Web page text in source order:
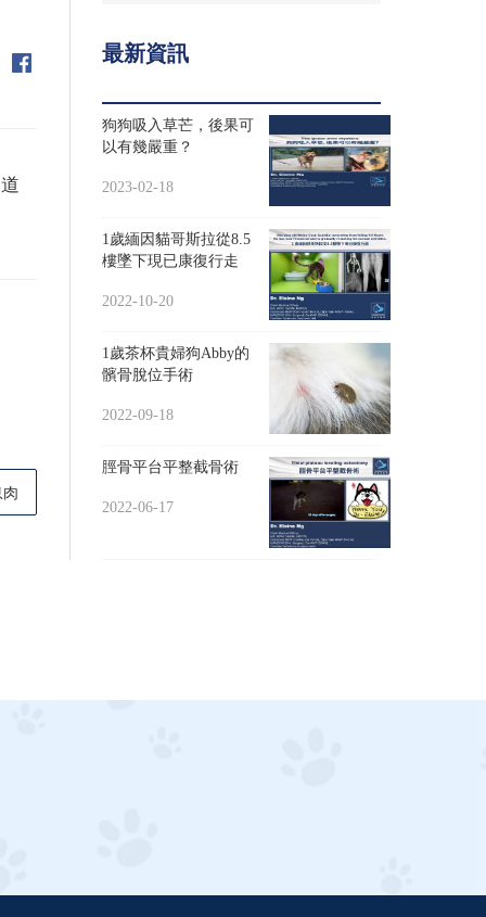
最新資訊
狗狗吸入草芒，後果可
以有幾嚴重？
2023-02-18
1歲緬因貓哥斯拉從8.5
樓墜下現已康復行走
2022-10-20
1歲茶杯貴婦狗Abby的
髕骨脫位手術
2022-09-18
脛骨平台平整截骨術
2022-06-17